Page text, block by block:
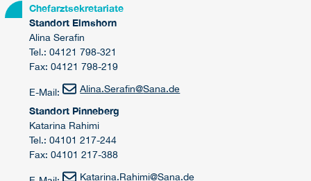
Chefarztsekretariate
Standort Elmshorn
Alina Serafin
Tel.: 04121 798-321
Fax: 04121 798-219
E-Mail: Alina.Serafin@Sana.de
Standort Pinneberg
Katarina Rahimi
Tel.: 04101 217-244
Fax: 04101 217-388
Katarina.Rahimi@Sana.de